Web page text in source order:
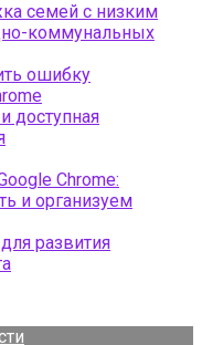
семей с низким
коммунальных
ошибку
доступная
Chrome:
и организуем
развития